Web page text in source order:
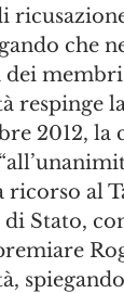
che
respinge
2012,
al
Stato,